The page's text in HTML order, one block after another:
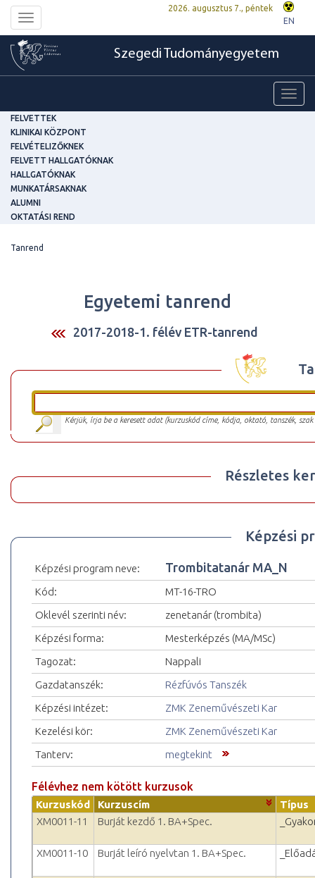
Toggle
navigation
2026. augusztus 7., péntek
EN
Szegedi Tudományegyetem
FELVETTEK
KLINIKAI KÖZPONT
FELVÉTELIZŐKNEK
FELVETT HALLGATÓKNAK
HALLGATÓKNAK
MUNKATÁRSAKNAK
ALUMNI
OKTATÁSI REND
Tanrend
Egyetemi tanrend
2017-2018-1. félév ETR-tanrend
Kérjük, írja be a keresett adat (kurzuskód címe, kódja, oktató, tanszék,
Részletes
Képzési
Képzési program neve: Trombitatanár MA_N
Kód:
MT-16-TRO
Oklevél szerinti név:
zenetanár (trombita)
Képzési forma:
Mesterképzés (MA/MSc)
Tagozat:
Nappali
Gazdatanszék:
Rézfúvós Tanszék
Képzési intézet:
ZMK Zeneművészeti Kar
Kezelési kör:
ZMK Zeneművészeti Kar
Tanterv:
megtekint
Félévhez nem kötött kurzusok
Kurzuskód Kurzuscím
Típus
XM0011-11
Burját kezdő 1. BA+Spec.
XM0011-10 Burját leíró nyelvtan 1. BA+Spec.